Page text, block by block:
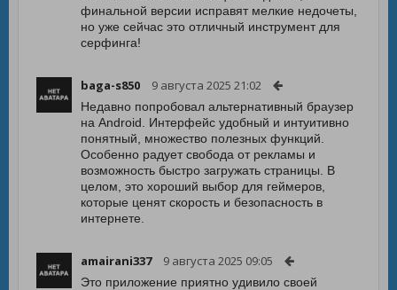
финальной версии исправят мелкие недочеты,
но уже сейчас это отличный инструмент для
серфинга!
baga-s850 9 августа 2025 21:02
Недавно попробовал альтернативный браузер
на Android. Интерфейс удобный и интуитивно
понятный, множество полезных функций.
Особенно радует свобода от рекламы и
возможность быстро загружать страницы. В
целом, это хороший выбор для геймеров,
которые ценят скорость и безопасность в
интернете.
amairani337 9 августа 2025 09:05
Это приложение приятно удивило своей